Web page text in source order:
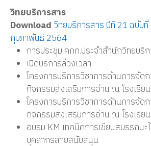
วิทยบริการสาร
Download วิทยบริการสาร ปีที่ 21 ฉบับ
กุมภาพันธ์ 2564
การประชุม คกก.ประจำสำนักวิทยบ
เปิดบริการล่วงเวลา
โครงการบริการวิชาการด้านการจัด
กิจกรรมส่งเสริมการอ่าน ณ โรงเรีย
โครงการบริการวิชาการด้านการจัด
กิจกรรมส่งเสริมการอ่าน ณ โรงเรีย
อบรม KM เทคนิคการเขียนสมรรถน
บุคลากรสายสนับสนุน